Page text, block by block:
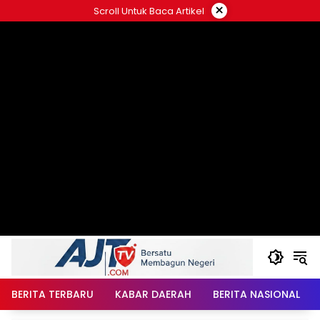
ke
Scroll Untuk Baca Artikel ×
BERITA TERBARU KABAR DAERAH BERITA NASIONAL